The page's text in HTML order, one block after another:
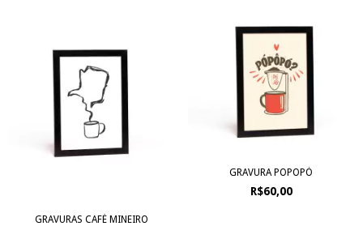
GRAVURAS CAFÉ MINEIRO
GRAVURA POPOPÓ
R$60,00